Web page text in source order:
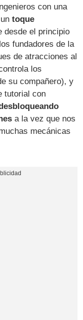
con una
untoque
desde el principio
fundadores de la
de atracciones al
los
su compañero), y
tutorial con
a la vez que nos
mecánicas